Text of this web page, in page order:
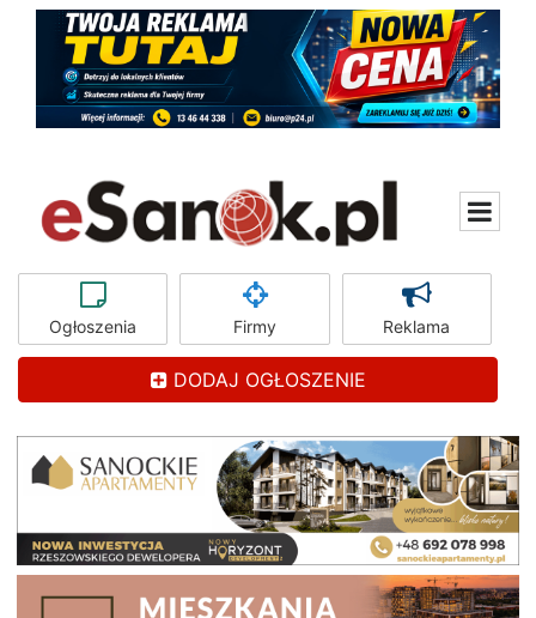
Ogłoszenia Firmy Reklama
DODAJ OGŁOSZENIE